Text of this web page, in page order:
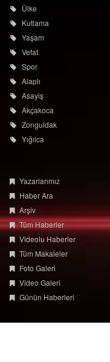
Ülke
Kutlama
Yaşam
Vefat
Spor
Alaplı
Asayiş
Akçakoca
Zonguldak
Yığılca
Yazarlarımız
Haber Ara
Arşiv
Tüm Haberler
Videolu Haberler
Tüm Makaleler
Foto Galeri
Video Galeri
Günün Haberleri